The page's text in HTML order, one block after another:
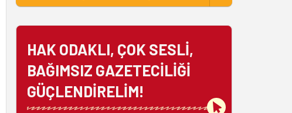
HAK ODAKLI, ÇOK SESLİ,
BAĞIMSIZ GAZETECİLİĞİ
GÜÇLENDİRELİM!